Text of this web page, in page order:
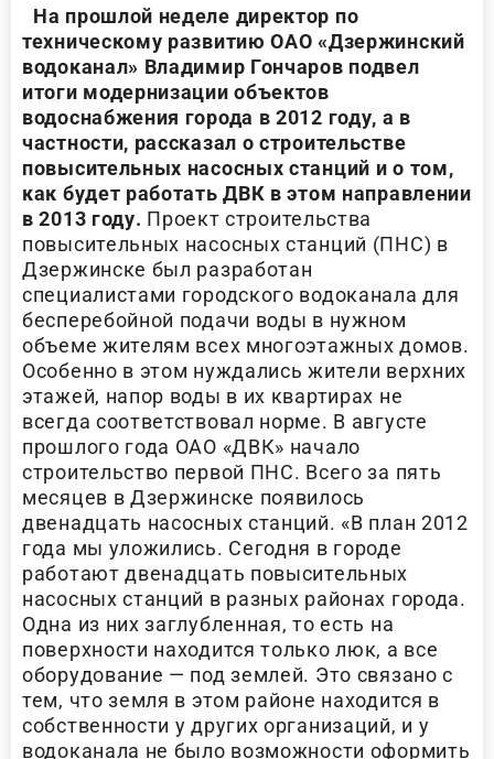
На прошлой неделе директор по
техническому развитию ОАО «Дзержинский
водоканал» Владимир Гончаров подвел
итоги модернизации объектов
водоснабжения города в 2012 году, а в
частности, рассказал о строительстве
повысительных насосных станций и о том,
как будет работать ДВК в этом направлении
в 2013 году. Проект строительства
повысительных насосных станций (ПНС) в
Дзержинске был разработан
специалистами городского водоканала для
бесперебойной подачи воды в нужном
объеме жителям всех многоэтажных домов.
Особенно в этом нуждались жители верхних
этажей, напор воды в их квартирах не
всегда соответствовал норме. В августе
прошлого года ОАО «ДВК» начало
строительство первой ПНС. Всего за пять
месяцев в Дзержинске появилось
двенадцать насосных станций. «В план 2012
года мы уложились. Сегодня в городе
работают двенадцать повысительных
насосных станций в разных районах города.
Одна из них заглубленная, то есть на
поверхности находится только люк, а все
оборудование — под землей. Это связано с
тем, что земля в этом районе находится в
собственности у других организаций, и у
водоканала не было возможности оформить